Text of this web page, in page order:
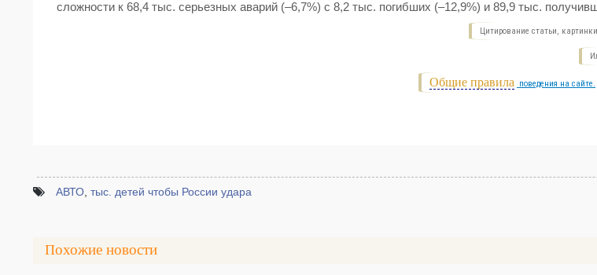
сложности к 68,4 тыс. серьезных аварий (–6,7%) с 8,2 тыс. погибших (–12,9%) и 89,9 тыс.
Цитирование статьи,
Общие правила поведения на сайте.
АВТО тыс. детей чтобы России удара
Похожие новости